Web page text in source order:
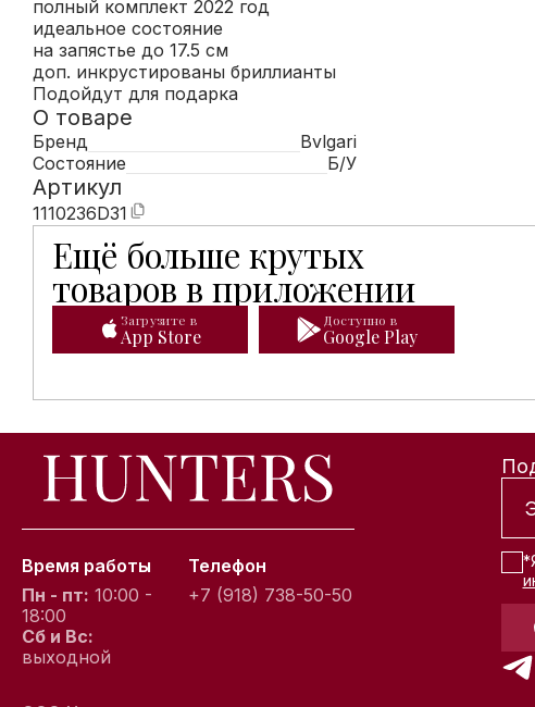
полный комплект 2022 год
идеальное состояние
на запястье до 17.5 см
доп. инкрустированы бриллианты
Подойдут для подарка
О товаре
Бренд
Bvlgari
Состояние
Б/У
Артикул
1110236D31
Ещё больше крутых
товаров в приложении
Мобильное приложение Hunters открывает доступ к
Загрузите в
App Store
Доступно в
Google Play
Время работы
Пн - пт: 10:00 -
18:00
Сб и Вс:
выходной
Телефон
+7 (918) 738-50-50